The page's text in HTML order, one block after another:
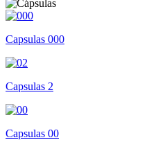
Capsulas 000
Capsulas 2
Capsulas 00